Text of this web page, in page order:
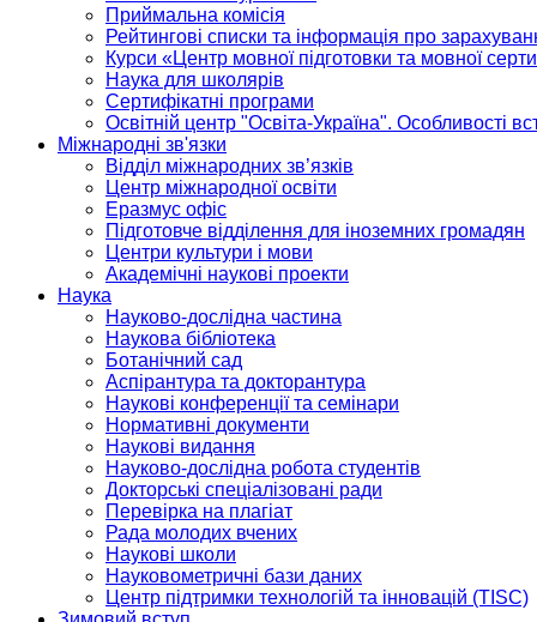
Приймальна комісія
Рейтингові списки та інформація про
Курси «Центр мовної підготовки та мовної
Наука для школярів
Сертифікатні програми
Освітній центр "Освіта-Україна". Особливості
Міжнародні зв'язки
Відділ міжнародних зв’язків
Центр міжнародної освіти
Еразмус офіс
Підготовче відділення для іноземних громадян
Центри культури і мови
Академічні наукові проекти
Наука
Науково-дослідна частина
Наукова бібліотека
Ботанічний сад
Аспірантура та докторантура
Наукові конференції та семінари
Нормативні документи
Наукові видання
Науково-дослідна робота студентів
Докторські спеціалізовані ради
Перевірка на плагіат
Рада молодих вчених
Наукові школи
Науковометричні бази даних
Центр підтримки технологій та інновацій (TISC)